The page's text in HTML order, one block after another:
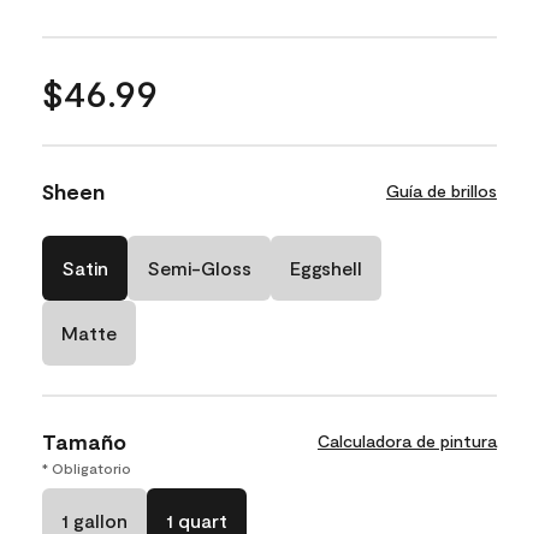
$46.99
Sheen Guía de brillos
Satin Semi-Gloss Eggshell
Matte
Tamaño Calculadora de pintura
* Obligatorio
1 gallon 1 quart